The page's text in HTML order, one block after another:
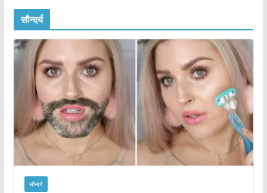
सौन्दर्य
सौन्दर्य